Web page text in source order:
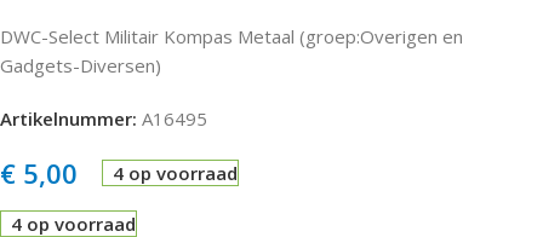
DWC-Select Militair Kompas Metaal (groep:Overigen en
Gadgets-Diversen)
Artikelnummer: A16495
€ 5,00 4 op voorraad
4 op voorraad